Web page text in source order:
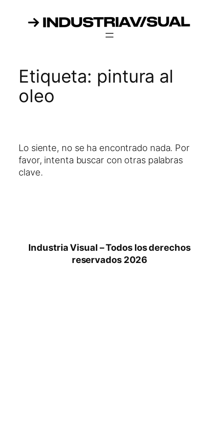
Etiqueta: pintura al
oleo
Lo siente, no se ha encontrado nada. Por
favor, intenta buscar con otras palabras
clave.
Industria Visual – Todos los derechos
reservados 2026